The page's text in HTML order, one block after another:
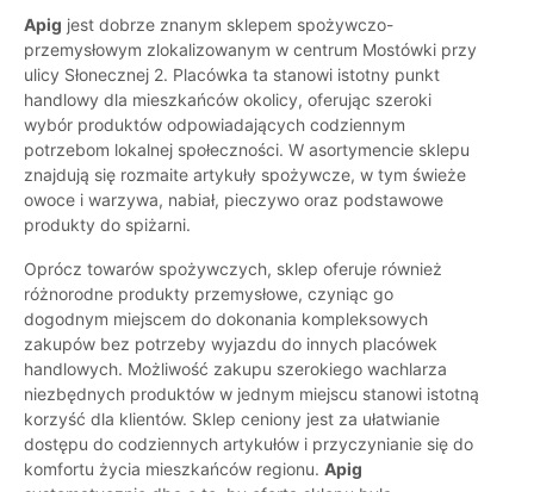
Apig jest dobrze znanym sklepem spożywczo-
przemysłowym zlokalizowanym w centrum Mostówki przy
ulicy Słonecznej 2. Placówka ta stanowi istotny punkt
handlowy dla mieszkańców okolicy, oferując szeroki
wybór produktów odpowiadających codziennym
potrzebom lokalnej społeczności. W asortymencie sklepu
znajdują się rozmaite artykuły spożywcze, w tym świeże
owoce i warzywa, nabiał, pieczywo oraz podstawowe
produkty do spiżarni.
Oprócz towarów spożywczych, sklep oferuje również
różnorodne produkty przemysłowe, czyniąc go
dogodnym miejscem do dokonania kompleksowych
zakupów bez potrzeby wyjazdu do innych placówek
handlowych. Możliwość zakupu szerokiego wachlarza
niezbędnych produktów w jednym miejscu stanowi istotną
korzyść dla klientów. Sklep ceniony jest za ułatwianie
dostępu do codziennych artykułów i przyczynianie się do
komfortu życia mieszkańców regionu. Apig